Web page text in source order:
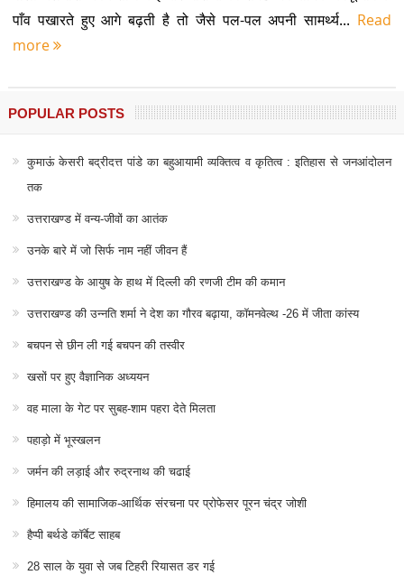
पाँव पखारते हुए आगे बढ़ती है तो जैसे पल-पल अपनी सामर्थ्य... Read
more
POPULAR POSTS
कुमाऊं केसरी बद्रीदत्त पांडे का बहुआयामी व्यक्तित्व व कृतित्व : इतिहास से जनआंदोलन
तक
उत्तराखण्ड में वन्य-जीवों का आतंक
उनके बारे में जो सिर्फ नाम नहीं जीवन हैं
उत्तराखण्ड के आयुष के हाथ में दिल्ली की रणजी टीम की कमान
उत्तराखण्ड की उन्नति शर्मा ने देश का गौरव बढ़ाया, कॉमनवेल्थ -26 में जीता कांस्य
बचपन से छीन ली गई बचपन की तस्वीर
खसों पर हुए वैज्ञानिक अध्ययन
वह माला के गेट पर सुबह-शाम पहरा देते मिलता
पहाड़ो में भूस्खलन
जर्मन की लड़ाई और रुद्रनाथ की चढाई
हिमालय की सामाजिक-आर्थिक संरचना पर प्रोफेसर पूरन चंद्र जोशी
हैप्पी बर्थडे कॉर्बेट साहब
28 साल के युवा से जब टिहरी रियासत डर गई